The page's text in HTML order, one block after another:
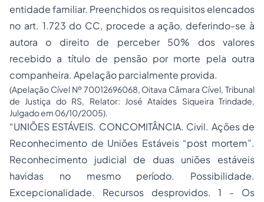
entidade familiar. Preenchidos os requisitos elencados
no art. 1.723 do CC, procede a ação, deferindo-se à
autora o direito de perceber 50% dos valores
recebido a título de pensão por morte pela outra
companheira. Apelação parcialmente provida.
(Apelação Cível Nº 70012696068, Oitava Câmara Cível, Tribunal
de Justiça do RS, Relator: José Ataídes Siqueira Trindade,
Julgado em 06/10/2005).
“UNIÕES ESTÁVEIS. CONCOMITÂNCIA. Civil. Ações de
Reconhecimento de Uniões Estáveis “post mortem”.
Reconhecimento judicial de duas uniões estáveis
havidas no mesmo período. Possibilidade.
Excepcionalidade. Recursos desprovidos. 1 - Os